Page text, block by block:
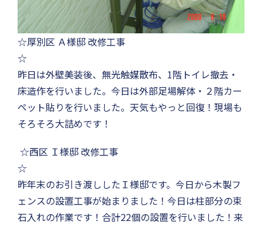
☆厚別区 Ａ様邸 改修工事
昨日は外壁美装後、無光触媒散布、1階トイレ撤去・
床造作を行いました。今日は外部足場解体・２階カー
ペット貼りを行いました。天気もやっと回復！現場も
そろそろ大詰めです！
☆西区 Ｉ様邸 改修工事
昨年末のお引き渡ししたＩ様邸です。今日から木製フ
ェンスの設置工事が始まりました！今日は柱部分の束
石入れの作業です！合計22個の設置を行いました！来